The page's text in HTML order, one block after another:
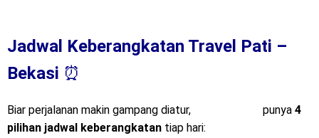
Jadwal Keberangkatan Travel Pati –
Bekasi ⏰
Biar perjalanan makin gampang diatur, punya 4
pilihan jadwal keberangkatan tiap hari: